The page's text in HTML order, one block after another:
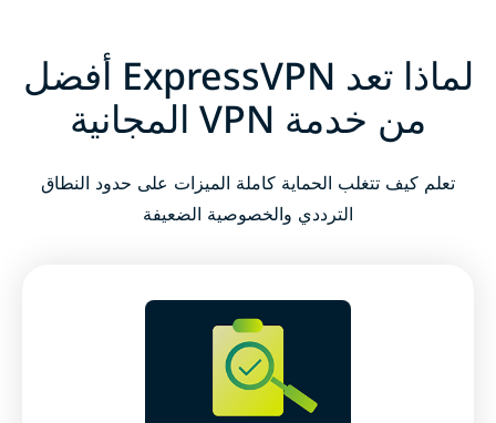
لماذا تعد ExpressVPN أفضل
من خدمة VPN المجانية
تعلم كيف تتغلب الحماية كاملة الميزات على حدود النطاق
الترددي والخصوصية الضعيفة